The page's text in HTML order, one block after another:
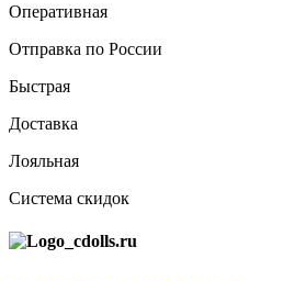
Оперативная
Отправка по России
Быстрая
Доставка
Лояльная
Система скидок